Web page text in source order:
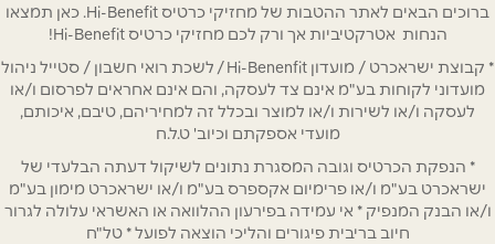
טלפון*
אימייל*
נושא*
אנא חזרו אלי בקשר ל...
ברוכים הבאים לאתר ההטבות של מחזיקי כרטיס Hi-Benefit. כאן תמצאו
הנחות אטרקטיביות אך ורק לכם מחזיקי כרטיס Hi-Benefit!
* קבוצת ישראכרט / מועדון Hi-Benenfit / לשכת רואי חשבון / סטייל ניהול
מועדוני לקוחות בע"מ אינם צד לעסקה, והם אינם אחראים לפרסום ו/או
לעסקה ו/או לשירות ו/או למוצר ובכלל זה למחיריהם, טיבם, איכותם,
מועדי אספקתם וכיוב' ט.ל.ח
* הנפקת הכרטיס וגובה המסגרת נתונים לשיקול דעתה הבלעדי של
ישראכרט בע"מ ו/או פרימיום אקספרס בע"מ ו/או ישראכרט מימון בע"מ
ו/או הבנק המנפיק * אי עמידה בפירעון ההלוואה או האשראי עלולה לגרור
חיוב בריבית פיגורים והליכי הוצאה לפועל * טל"ח